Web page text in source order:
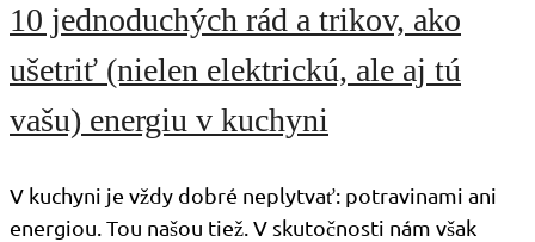
10 jednoduchých rád a trikov, ako
ušetriť (nielen elektrickú, ale aj tú
vašu) energiu v kuchyni
V kuchyni je vždy dobré neplytvať: potravinami ani
energiou. Tou našou tiež. V skutočnosti nám však